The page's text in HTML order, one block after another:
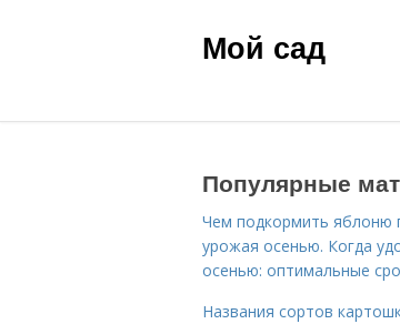
Мой сад
Популярные
Чем подкормить яблоню
урожая осенью. Когда
осенью: оптимальные
Названия сортов